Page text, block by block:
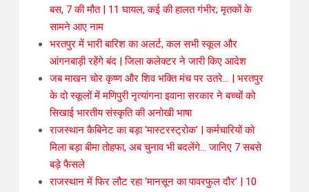
बस, 7 की मौत | 11 घायल, कई की हालत गंभीर; मृतकों के
सामने आए नाम
भरतपुर में भारी बारिश का अलर्ट, कल सभी स्कूल और
आंगनबाड़ी रहेंगे बंद | जिला कलेक्टर ने जारी किए आदेश
जब माखन चोर कृष्ण और शिव भक्ति मंच पर उतरे… | भरतपुर
के दो स्कूलों में मणिपुरी नृत्यांगना इवाना सरकार ने बच्चों को
सिखाई भारतीय संस्कृति की अनोखी भाषा
राजस्थान कैबिनेट का बड़ा ‘मास्टरस्ट्रोक’ | कर्मचारियों को
मिला बड़ा बीमा तोहफा, अब चुनाव भी बदलेंगे… जानिए 7 सबसे
बड़े फैसले
राजस्थान में फिर लौट रहा ‘मानसून का पावरफुल दौर’ | 10